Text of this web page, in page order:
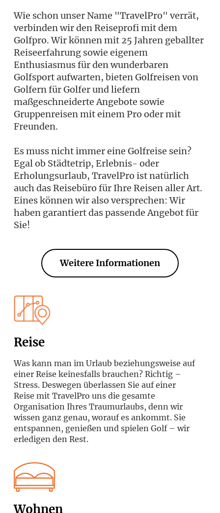
Wie schon unser Name "TravelPro" verrät,
verbinden wir den Reiseprofi mit dem
Golfpro. Wir können mit 25 Jahren geballter
Reiseerfahrung sowie eigenem
Enthusiasmus für den wunderbaren
Golfsport aufwarten, bieten Golfreisen von
Golfern für Golfer und liefern
maßgeschneiderte Angebote sowie
Gruppenreisen mit einem Pro oder mit
Freunden.
Es muss nicht immer eine Golfreise sein?
Egal ob Städtetrip, Erlebnis- oder
Erholungsurlaub, TravelPro ist natürlich
auch das Reisebüro für Ihre Reisen aller Art.
Eines können wir also versprechen: Wir
haben garantiert das passende Angebot für
Sie!
Weitere Informationen
Reise
Was kann man im Urlaub beziehungsweise auf
einer Reise keinesfalls brauchen? Richtig –
Stress. Deswegen überlassen Sie auf einer
Reise mit TravelPro uns die gesamte
Organisation Ihres Traumurlaubs, denn wir
wissen ganz genau, worauf es ankommt. Sie
entspannen, genießen und spielen Golf – wir
erledigen den Rest.
Wohnen